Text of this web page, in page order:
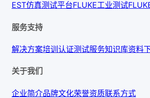
EST仿真测试平台FLUKE工业测试
服务支持
解决方案培训认证测试服务知识库资料
关于我们
企业简介品牌文化荣誉资质联系方式